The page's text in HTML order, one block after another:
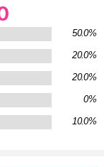
일기까지 일독을
싶어 하는 사람들과
이 라인 ‘일기들’ 새
시리즈의 ‘일기
지옥에서 온 출판노
50.0%
20.0%
20.0%
0%
10.0%